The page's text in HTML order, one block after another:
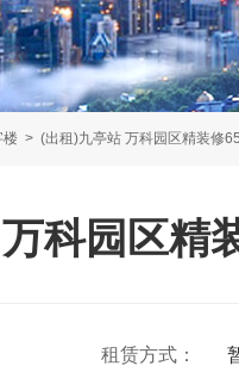
楼 > (出租)九亭站 万科园区精装修
科园区精
租赁方式：